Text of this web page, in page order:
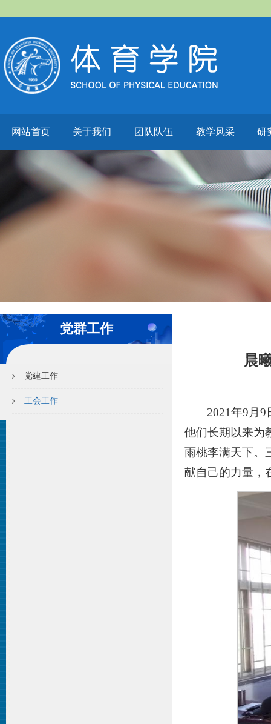
网站首页 关于我们 团队队伍 教学风采 研
党群工作
党建工作
工会工作
晨
2021年9月
他们长期以来为
雨桃李满天下。
献自己的力量，